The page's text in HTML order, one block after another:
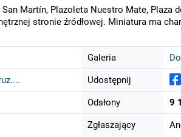
Martín, Plazoleta Nuestro Mate, Plaza
stronie źródłowej. Miniatura ma
Galeria
Udostępnij
Odsłony 9
Zgłaszający